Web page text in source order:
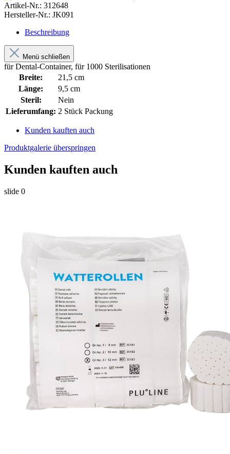
Artikel-Nr.: 312648
Hersteller-Nr.: JK091
Beschreibung
Menü schließen
für Dental-Container, für 1000 Sterilisationen
Breite:
21,5 cm
Länge:
9,5 cm
Steril:
Nein
Lieferumfang: 2 Stück Packung
Kunden kauften auch
Produktgalerie überspringen
Kunden kauften auch
slide 0